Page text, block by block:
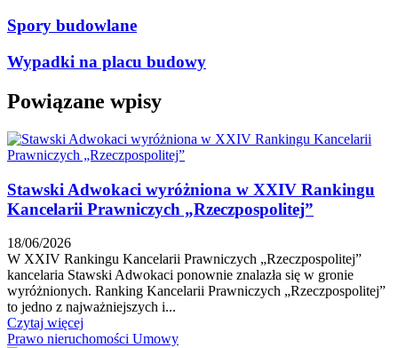
Spory budowlane
Wypadki na placu budowy
Powiązane wpisy
Stawski Adwokaci wyróżniona w XXIV Rankingu
Kancelarii Prawniczych „Rzeczpospolitej”
18/06/2026
W XXIV Rankingu Kancelarii Prawniczych „Rzeczpospolitej”
kancelaria Stawski Adwokaci ponownie znalazła się w gronie
wyróżnionych. Ranking Kancelarii Prawniczych „Rzeczpospolitej”
to jedno z najważniejszych i...
Czytaj więcej
Prawo nieruchomości Umowy